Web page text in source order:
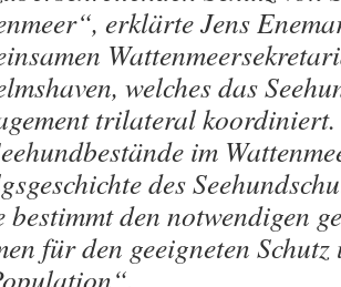
erklärte Jens
welches das
trilateral
im
des
bestimmt den notwendigen
für den geeigneten